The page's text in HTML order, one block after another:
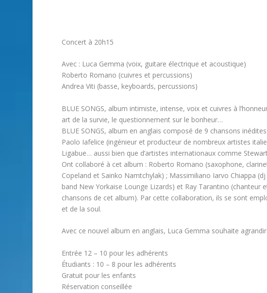
Concert à 20h15
Avec : Luca Gemma (voix, guitare électrique et acoustique)
Roberto Romano (cuivres et percussions)
Andrea Viti (basse, keyboards, percussions)
BLUE SONGS, album intimiste, intense, voix et cuivres à
art de la survie, le questionnement sur le bonheur…
BLUE SONGS, album en anglais composé de 9 chansons
Paolo Iafelice (ingénieur et producteur de nombreux artistes
Ligabue… aussi bien que d’artistes internationaux comme
​Ont collaboré à cet album : ​Roberto Romano (saxophone,
Copeland et Sainko Namtchylak) ; Massimiliano Iarvo Chiappa
band New Yorkaise Lounge Lizards) et Ray Tarantino
chansons de cet album). Par cette collaboration, ils se sont
et de la soul.​
Avec ce nouvel album en anglais, Luca Gemma souhaite
Entrée 12 – 10 pour les adhérents
Étudiants : 10 – 8 pour les adhérents
Gratuit pour les enfants
Réservation conseillée